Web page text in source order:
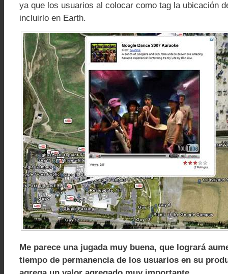
ya que los usuarios al colocar como tag la ubicación
incluirlo en Earth.
Me parece una jugada muy buena, que logrará
tiempo de permanencia de los usuarios en su